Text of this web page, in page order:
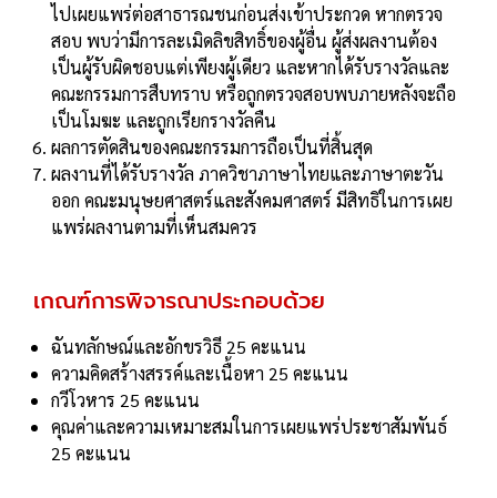
ไปเผยแพร่ต่อสาธารณชนก่อนส่งเข้าประกวด หากตรวจ
สอบ พบว่ามีการละเมิดลิขสิทธิ์ของผู้อื่น ผู้ส่งผลงานต้อง
เป็นผู้รับผิดชอบแต่เพียงผู้เดียว และหากได้รับรางวัลและ
คณะกรรมการสืบทราบ หรือถูกตรวจสอบพบภายหลังจะถือ
เป็นโมฆะ และถูกเรียกรางวัลคืน
ผลการตัดสินของคณะกรรมการถือเป็นที่สิ้นสุด
ผลงานที่ได้รับรางวัล ภาควิชาภาษาไทยและภาษาตะวัน
ออก คณะมนุษยศาสตร์และสังคมศาสตร์ มีสิทธิในการเผย
แพร่ผลงานตามที่เห็นสมควร
เกณฑ์การพิจารณาประกอบด้วย
ฉันทลักษณ์และอักขรวิธี 25 คะแนน
ความคิดสร้างสรรค์และเนื้อหา 25 คะแนน
กวีโวหาร 25 คะแนน
คุณค่าและความเหมาะสมในการเผยแพร่ประชาสัมพันธ์
25 คะแนน